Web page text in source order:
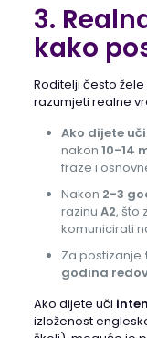
3.
kako
Roditelji često žele
razumjeti realne
Ako dijete
nakon 10-14
fraze i
Nakon 2-3
razinu A2, što
komunicirati
Za postizanje
godina
Ako dijete uči
izloženost